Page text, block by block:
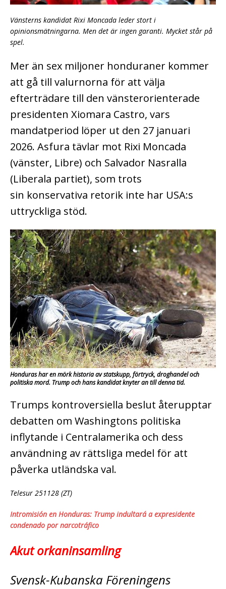
Vänsterns kandidat Rixi Moncada leder stort i
opinionsmätningarna. Men det är ingen garanti. Mycket står på
spel.
Mer än sex miljoner honduraner kommer
att gå till valurnorna för att välja
efterträdare till den vänsterorienterade
presidenten Xiomara Castro, vars
mandatperiod löper ut den 27 januari
2026. Asfura tävlar mot Rixi Moncada
(vänster, Libre) och Salvador Nasralla
(Liberala partiet), som trots
sin konservativa retorik inte har USA:s
uttryckliga stöd.
Honduras har en mörk historia av statskupp, förtryck, droghandel och
politiska mord. Trump och hans kandidat knyter an till denna tid.
Trumps kontroversiella beslut återupptar
debatten om Washingtons politiska
inflytande i Centralamerika och dess
användning av rättsliga medel för att
påverka utländska val.
Telesur 251128 (ZT)
Intromisión en Honduras: Trump indultará a expresidente
condenado por narcotráfico
Akut orkaninsamling
Svensk-Kubanska Föreningens